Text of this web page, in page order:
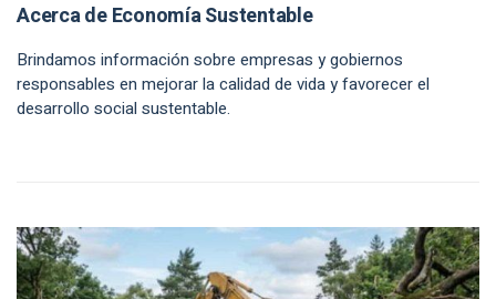
Acerca de Economía Sustentable
Brindamos información sobre empresas y gobiernos
responsables en mejorar la calidad de vida y favorecer el
desarrollo social sustentable.